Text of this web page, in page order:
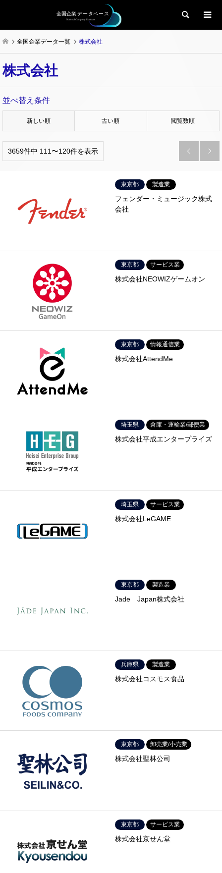
検索
全国企業データ一覧 株式会社
株式会社
並べ替え条件
新しい順 古い順 閲覧数順
3659件中 111〜120件を表示  
東京都 製造業
フェンダー・ミュージック株式
会社
東京都 サービス業
株式会社NEOWIZゲームオン
東京都 情報通信業
株式会社AttendMe
埼玉県 倉庫・運輸業/郵便業
株式会社平成エンタープライズ
埼玉県 サービス業
株式会社LeGAME
東京都 製造業
Jade Japan株式会社
兵庫県 製造業
株式会社コスモス食品
東京都 卸売業/小売業
株式会社聖林公司
東京都 サービス業
株式会社京せん堂